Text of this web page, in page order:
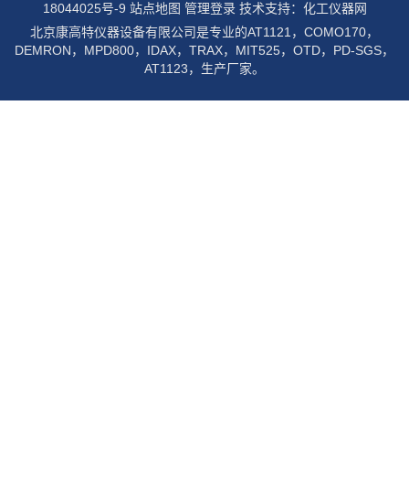
18044025号-9 站点地图 管理登录技术支持： 化工仪器网
北京康高特仪器设备有限公司是专业的AT1121，COMO170，
DEMRON，MPD800，IDAX，TRAX，MIT525，OTD，PD-SGS，
AT1123，生产厂家。